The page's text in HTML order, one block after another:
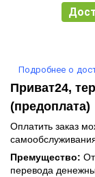
Подробнее о
Приват24,
(предоплата)
Оплатить заказ
Премущество:
перевода